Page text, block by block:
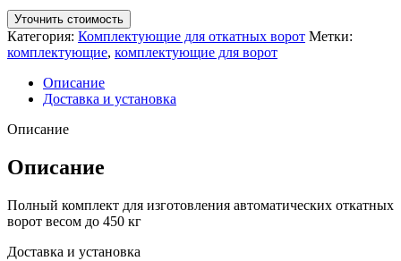
Уточнить стоимость
Категория: Комплектующие для откатных ворот Метки:
комплектующие, комплектующие для ворот
Описание
Доставка и установка
Описание
Описание
Полный комплект для изготовления автоматических откатных
ворот весом до 450 кг
Доставка и установка